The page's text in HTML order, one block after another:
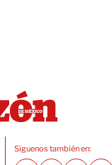
Siguenos también en: